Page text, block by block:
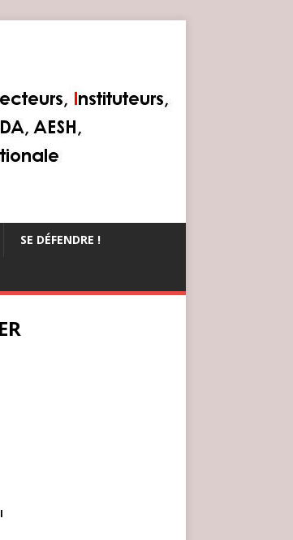
SE DÉFENDRE !